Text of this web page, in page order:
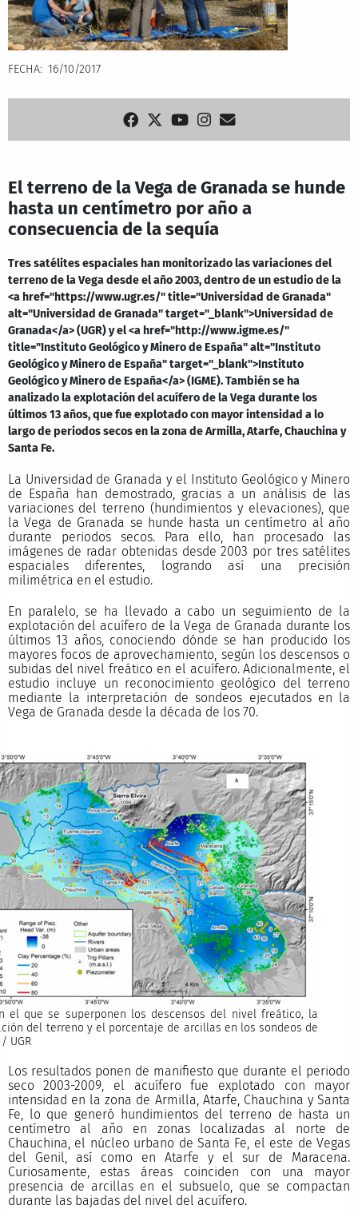
FECHA 16/10/2017
El terreno de la Vega de Granada se hunde
hasta un centímetro por año a
consecuencia de la sequía
Tres satélites espaciales han monitorizado las variaciones del
terreno de la Vega desde el año 2003, dentro de un estudio de la
<a href="https://www.ugr.es/" title="Universidad de Granada"
alt="Universidad de Granada" target="_blank">Universidad de
Granada</a> (UGR) y el <a href="http://www.igme.es/"
title="Instituto Geológico y Minero de España" alt="Instituto
Geológico y Minero de España" target="_blank">Instituto
Geológico y Minero de España</a> (IGME). También se ha
analizado la explotación del acuífero de la Vega durante los
últimos 13 años, que fue explotado con mayor intensidad a lo
largo de periodos secos en la zona de Armilla, Atarfe, Chauchina y
Santa Fe.
La Universidad de Granada y el Instituto Geológico y Minero
de España han demostrado, gracias a un análisis de las
variaciones del terreno (hundimientos y elevaciones), que
la Vega de Granada se hunde hasta un centímetro al año
durante periodos secos. Para ello, han procesado las
imágenes de radar obtenidas desde 2003 por tres satélites
espaciales diferentes, logrando así una precisión
milimétrica en el estudio.
En paralelo, se ha llevado a cabo un seguimiento de la
explotación del acuífero de la Vega de Granada durante los
últimos 13 años, conociendo dónde se han producido los
mayores focos de aprovechamiento, según los descensos o
subidas del nivel freático en el acuífero. Adicionalmente, el
estudio incluye un reconocimiento geológico del terreno
mediante la interpretación de sondeos ejecutados en la
Vega de Granada desde la década de los 70.
el que se superponen los descensos del nivel freático, la
del terreno y el porcentaje de arcillas en los sondeos de
UGR
Los resultados ponen de manifiesto que durante el periodo
seco 2003-2009, el acuífero fue explotado con mayor
intensidad en la zona de Armilla, Atarfe, Chauchina y Santa
Fe, lo que generó hundimientos del terreno de hasta un
centímetro al año en zonas localizadas al norte de
Chauchina, el núcleo urbano de Santa Fe, el este de Vegas
del Genil, así como en Atarfe y el sur de Maracena.
Curiosamente, estas áreas coinciden con una mayor
presencia de arcillas en el subsuelo, que se compactan
durante las bajadas del nivel del acuífero.